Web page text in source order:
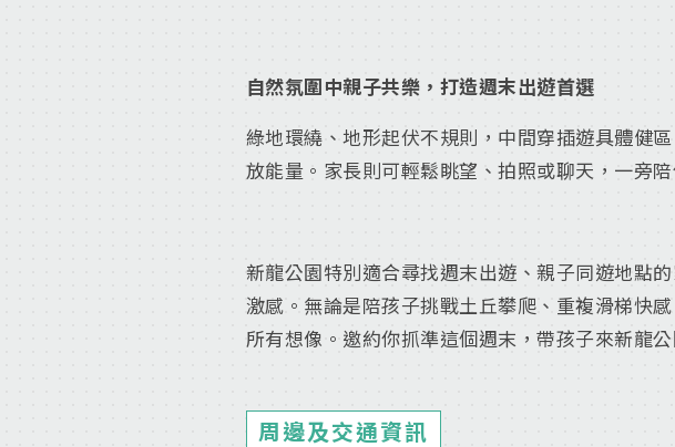
自然氛圍中親子共樂，打造週末出遊首選
綠地環繞、地形起伏不規則，中間穿插遊具體健
放能量。家長則可輕鬆眺望、拍照或聊天，一旁
新龍公園特別適合尋找週末出遊、親子同遊地點
激感。無論是陪孩子挑戰土丘攀爬、重複滑梯快
所有想像。邀約你抓準這個週末，帶孩子來新龍
周邊及交通資訊